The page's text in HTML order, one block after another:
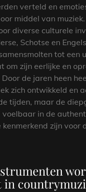
verteld en
middel van
diverse culturele
Schotse en
tot een
om zijn eerlijke en
de jaren heen
zich ontwikkeld en
tijden, maar de
in de
kenmerkend zijn voor